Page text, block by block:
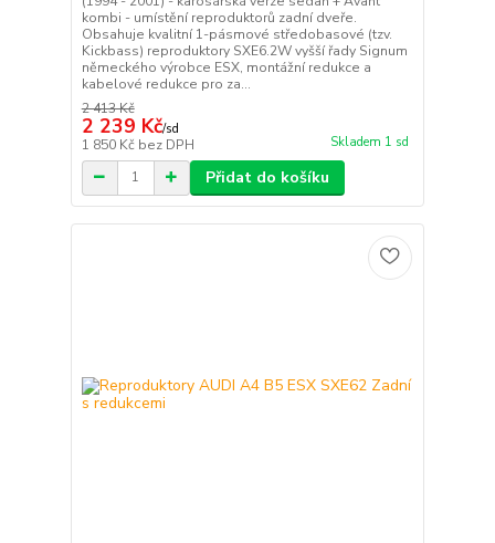
kombi - umístění reproduktorů zadní dveře.
Obsahuje kvalitní 1-pásmové středobasové (tzv.
Kickbass) reproduktory SXE6.2W vyšší řady Signum
německého výrobce ESX, montážní redukce a
kabelové redukce pro za...
2 413 Kč
2 239 Kč/sd
1 850 Kč bez DPH Skladem 1 sd
Přidat do košíku